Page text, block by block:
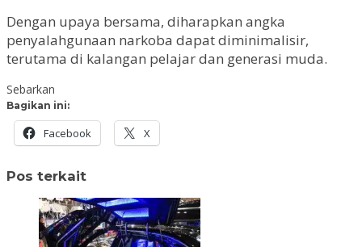
Dengan upaya bersama, diharapkan angka
penyalahgunaan narkoba dapat diminimalisir,
terutama di kalangan pelajar dan generasi muda.
Sebarkan
Bagikan ini:
Facebook X
Pos terkait